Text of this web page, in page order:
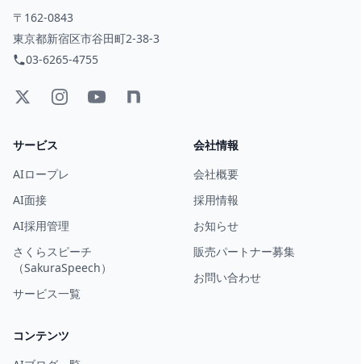
〒162-0843
東京都新宿区市谷田町2-38-3
03-6265-4755
サービス
AIロープレ
AI面接
AI採用管理
さくらスピーチ
（SakuraSpeech）
サービス一覧
会社情報
会社概要
採用情報
お知らせ
販売パートナー募集
お問い合わせ
コンテンツ